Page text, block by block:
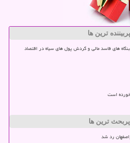
پربیننده ترین ها
های فاسد مالی و گردش پول های سیاه در اقتصاد
خورده است
پربحث ترین ها